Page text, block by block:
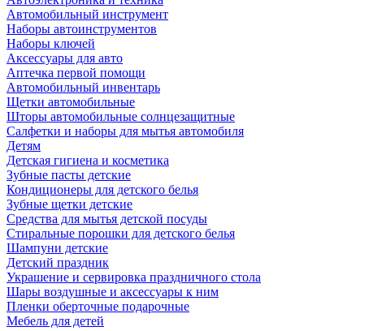
Автомобильный инструмент
Наборы автоинструментов
Наборы ключей
Аксессуары для авто
Аптечка первой помощи
Автомобильный инвентарь
Щетки автомобильные
Шторы автомобильные солнцезащитные
Салфетки и наборы для мытья автомобиля
Детям
Детская гигиена и косметика
Зубные пасты детские
Кондиционеры для детского белья
Зубные щетки детские
Средства для мытья детской посуды
Стиральные порошки для детского белья
Шампуни детские
Детский праздник
Украшение и сервировка праздничного стола
Шары воздушные и аксессуары к ним
Пленки оберточные подарочные
Мебель для детей